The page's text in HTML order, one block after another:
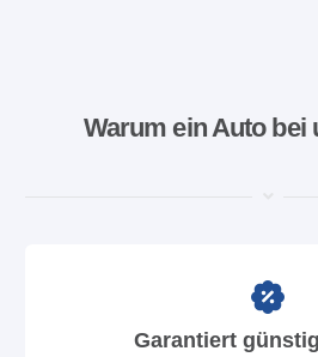
Warum ein Auto bei
Garantiert